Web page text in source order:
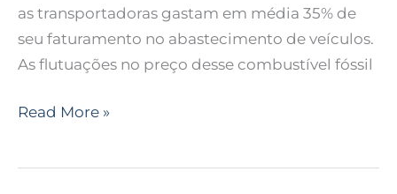
as transportadoras gastam em média 35% de
seu faturamento no abastecimento de veículos.
As flutuações no preço desse combustível fóssil
Read More »